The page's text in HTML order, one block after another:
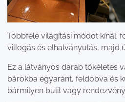
Többféle világítási módot kínál:
villogás és elhalványulás, majd
Ez a látványos darab tökéletes
bárokba egyaránt, feldobva és
bármilyen bulit vagy